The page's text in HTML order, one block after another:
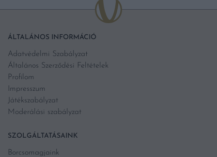
ÁLTALÁNOS INFORMÁCIÓ
Adatvédelmi Szabályzat
Általános Szerződési Feltételek
Profilom
Impresszum
Játékszabályzat
Moderálási szabályzat
SZOLGÁLTATÁSAINK
Borcsomagjaink